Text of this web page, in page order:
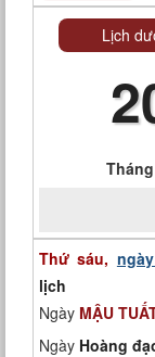
Lịch
Thứ sáu,
lịch
Ngày MẬU
Ngày Hoàng